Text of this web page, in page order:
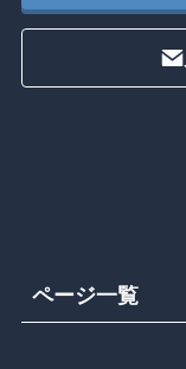
ページ一覧